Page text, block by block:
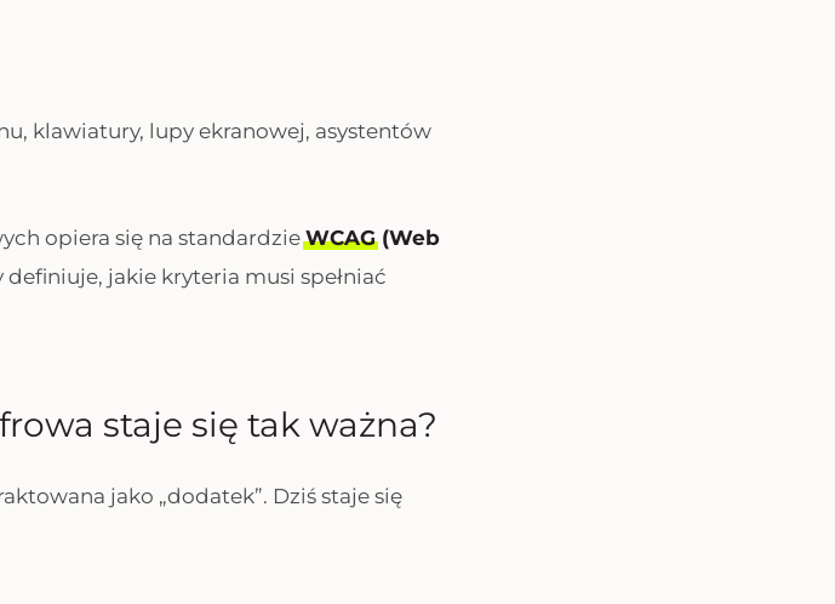
klawiatury, lupy ekranowej, asystentów
opiera się na standardzieWCAG(Web
definiuje, jakie kryteria musi spełniać
staje się tak ważna?
jako „dodatek”. Dziś staje się